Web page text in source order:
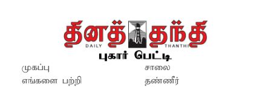
முகப்பு
எங்களை பற்றி
சாலை
தண்ணீர்